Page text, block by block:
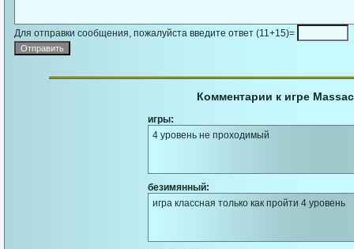
Для отправки сообщения, пожалуйста введите ответ (11+15)=
Комментарии к игре
игры:
4 уровень не проходимый
безимянный:
игра классная только как пройти 4 уровень